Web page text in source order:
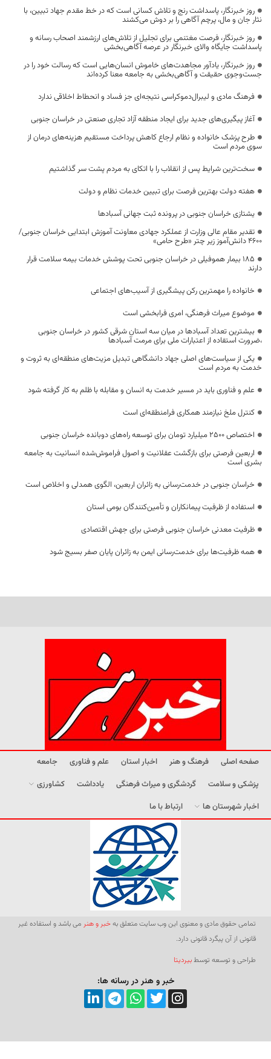
روز خبرنگار، پاسداشت رنج و تلاش کسانی است که در خط مقدم جهاد تبیین، با
نثار جان و مال، پرچم آگاهی را بر دوش می‌کشند
روز خبرنگار، فرصت مغتنمی برای تجلیل از تلاش‌های ارزشمند اصحاب رسانه و
پاسداشت جایگاه والای خبرنگار در عرصه آگاهی‌بخشی
روز خبرنگار، یادآور مجاهدت‌های خاموش انسان‌هایی است که رسالت خود را در
جست‌وجوی حقیقت و آگاهی‌بخشی به جامعه معنا کرده‌اند
فرهنگ مادی و لیبرال‌دموکراسی نتیجه‌ای جز فساد و انحطاط اخلاقی ندارد
آغاز پیگیری‌های جدید برای ایجاد منطقه آزاد تجاری صنعتی در خراسان جنوبی
طرح پزشک خانواده و نظام ارجاع کاهش پرداخت مستقیم هزینه‌های درمان از
سوی مردم است
سخت‌ترین شرایط پس از انقلاب را با اتکای به مردم پشت سر گذاشتیم
هفته دولت بهترین فرصت برای تبیین خدمات نظام و دولت
یشتازی خراسان جنوبی در پرونده ثبت جهانی آسبادها
تقدیر مقام عالی وزارت از عملکرد جهادی معاونت آموزش ابتدایی خراسان جنوبی/
۴۶۰۰ دانش‌آموز زیر چتر «طرح حامی»
۱۸۵ بیمار هموفیلی در خراسان جنوبی تحت پوشش خدمات بیمه سلامت قرار
دارند
خانواده را مهمترین رکن پیشگیری از آسیب‌های اجتماعی
موضوع میراث فرهنگی، امری فرابخشی است
بیشترین تعداد آسبادها در میان سه استان شرقی کشور در خراسان جنوبی
،ضرورت استفاده از اعتبارات ملی برای مرمت آسبادها
یکی از سیاست‌های اصلی جهاد دانشگاهی تبدیل مزیت‌های منطقه‌ای به ثروت و
خدمت به مردم است
علم و فناوری باید در مسیر خدمت به انسان و مقابله با ظلم به کار گرفته شود
کنترل ملخ نیازمند همکاری فرامنطقه‌ای است
اختصاص 2500 میلیارد تومان برای توسعه راه‌های دوبانده خراسان جنوبی
اربعین فرصتی برای بازگشت عقلانیت و اصول فراموش‌شده انسانیت به جامعه
بشری است
خراسان جنوبی در خدمت‌رسانی به زائران اربعین، الگوی همدلی و اخلاص است
استفاده از ظرفیت پیمانکاران و تأمین‌کنندگان بومی استان
ظرفیت معدنی خراسان جنوبی فرصتی برای جهش اقتصادی
همه ظرفیت‌ها برای خدمت‌رسانی ایمن به زائران پایان صفر بسیج شود
صفحه اصلی فرهنگ و هنر اخبار استان علم و فناوری
جامعه
پزشکی و سلامت
گردشگری و میراث فرهنگی یادداشت
کشاورزی
اخبار شهرستان ها
ارتباط با ما
تمامی حقوق مادی و معنوی این وب سایت متعلق بهخبر و هنر می باشد و استفاده غیر
قانونی از آن پیگرد قانونی دارد.
طراحی و توسعه توسطبیردیتا
خبر و هنر در رسانه ها: